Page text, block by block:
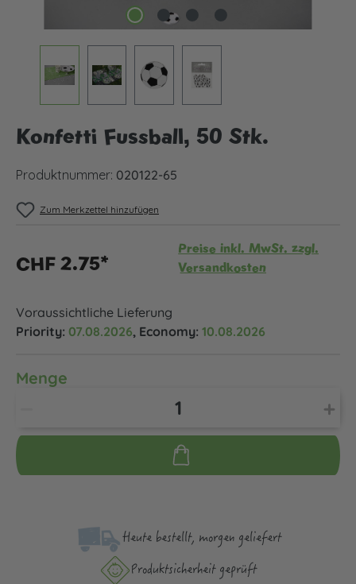
Konfetti Fussball, 50 Stk.
Produktnummer: 020122-65
Zum Merkzettel hinzufügen
CHF 2.75*
Preise inkl. MwSt. zzgl.
Versandkosten
Voraussichtliche Lieferung
Priority: 07.08.2026, Economy: 10.08.2026
Menge
Heute bestellt, morgen geliefert
Produktsicher­heit geprüft